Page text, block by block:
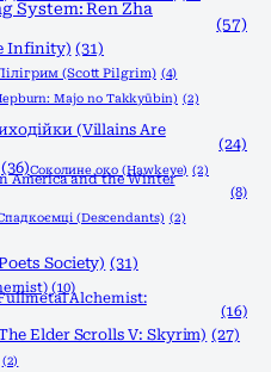
System: Ren Zha
(57)
Infinity) (31)
(Scott Pilgrim) (4)
Majo no Takkyūbin) (2)
(Villains Are
(24)
(36)Соколине око (Hawkeye) (2)
America and the Winter
(8)
(Descendants) (2)
Society) (31)
(10)
Alchemist:
(16)
Elder Scrolls V: Skyrim) (27)
(2)